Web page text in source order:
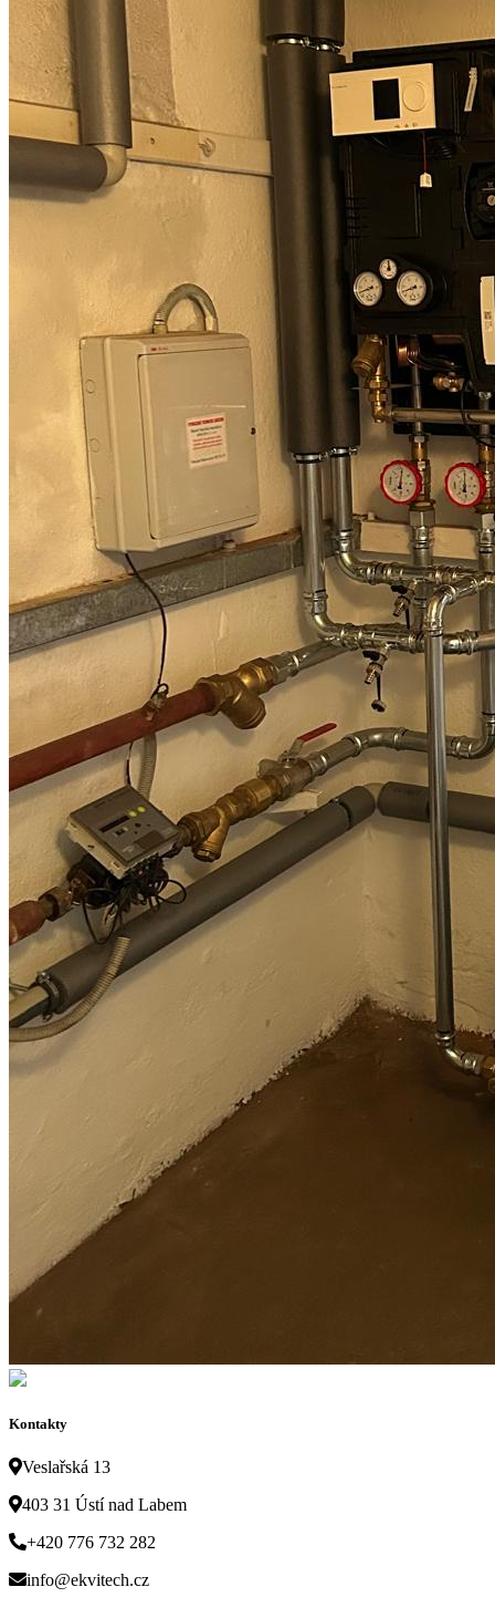
Kontakty
Veslařská 13
403 31 Ústí nad Labem
+420 776 732 282
info@ekvitech.cz